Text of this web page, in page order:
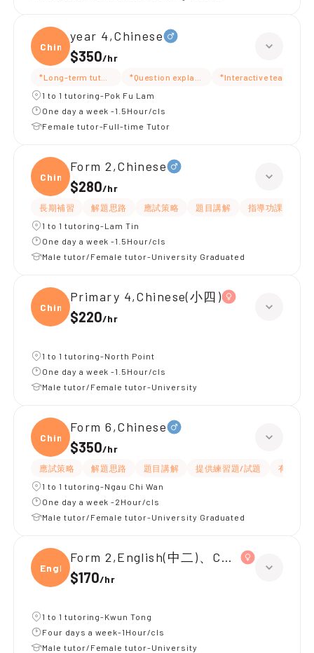
Chine
year 4,Chinese
$350/hr
*Long-term tutoring *Question explanation*Interactive teaching
1 to 1 tutoring-Pok Fu Lam
One day a week -1.5Hour/cls
Female tutor-Full-time Tutor
Chine
Form 2,Chinese
$280/hr
長期補習 解題思路 應試策略 題目講解 指導功課
1 to 1 tutoring-Lam Tin
One day a week -1.5Hour/cls
Male tutor/Female tutor-University Graduated
Chine
Primary 4,Chinese(小四)
$220/hr
1 to 1 tutoring-North Point
One day a week -1.5Hour/cls
Male tutor/Female tutor-University
Chine
Form 6,Chinese
$350/hr
應試策略 解題思路 題目講解 提供練習題/試題
有耐性
1 to 1 tutoring-Ngau Chi Wan
One day a week -2Hour/cls
Male tutor/Female tutor-University Graduated
Engli
Form 2,English(中二)、Chinese(中二)
$170/hr
1 to 1 tutoring-Kwun Tong
Four days a week-1Hour/cls
Male tutor/Female tutor-University